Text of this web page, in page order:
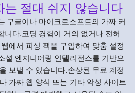
는 절대 쉬지 않습니다
구글이나 마이크로소프트의 가짜 커
니다.코딩 경험이 거의 없거나 전혀
에서 피싱 팩을 구입하여 맞춤 설정
셜 엔지니어링 인텔리전스를 기반으
보낼 수 있습니다.손상된 무료 계정
가짜 웹 양식 또는 기타 악성 사이트